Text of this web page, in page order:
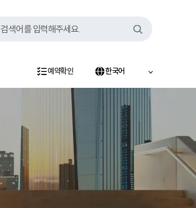
검색어를 입력해주세요.
예약확인 한국어